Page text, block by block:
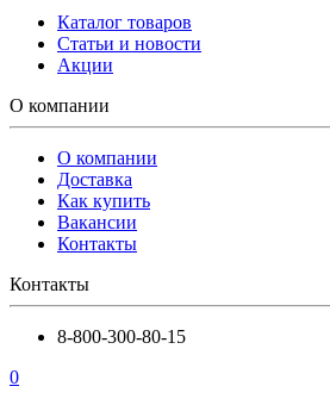
Каталог товаров
Статьи и новости
Акции
О компании
О компании
Доставка
Как купить
Вакансии
Контакты
Контакты
8-800-300-80-15
0